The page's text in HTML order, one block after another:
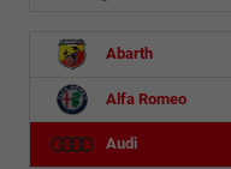
Abarth
Alfa Romeo
Audi